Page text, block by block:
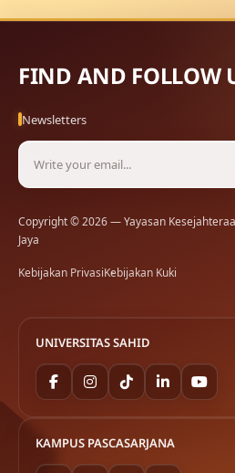
FIND AND FOLLOW
Newsletters
Copyright © 2026 — Yayasan
Jaya
Kebijakan PrivasiKebijakan Kuki
UNIVERSITAS SAHID
KAMPUS PASCASARJANA